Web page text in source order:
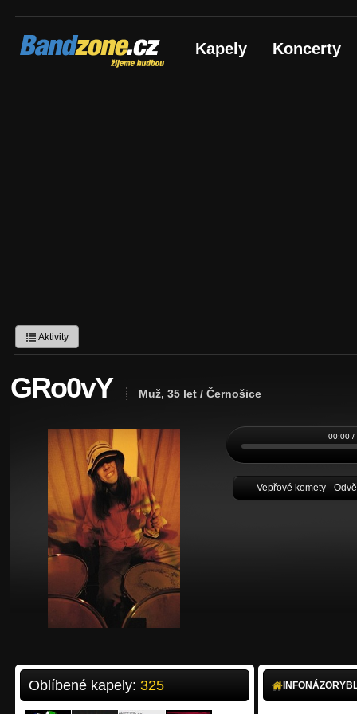
Bandzone.cz
žijeme hudbou Kapely Koncerty
Aktivity
GRo0vY Muž, 35 let / Černošice
00:00 /
Vepřové komety -
Oblíbené kapely: 325 INFONÁZORY